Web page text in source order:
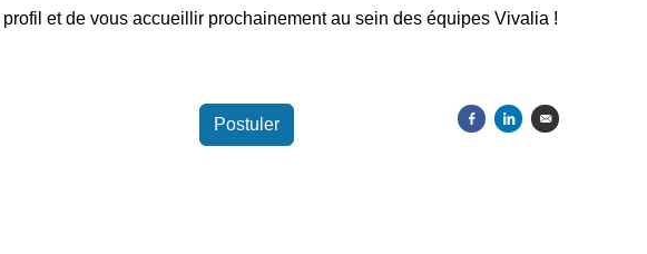
et de vous accueillir prochainement au sein des équipes Vivalia !
Postuler Partager sur Facebook
Partager sur Linkedin
Envoyer par courriel